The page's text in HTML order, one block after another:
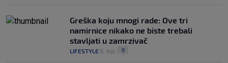
Greška koju mnogi rade: Ove tri
namirnice nikako ne biste trebali
stavljati u zamrzivač
LIFESTYLE 5. kol. 0